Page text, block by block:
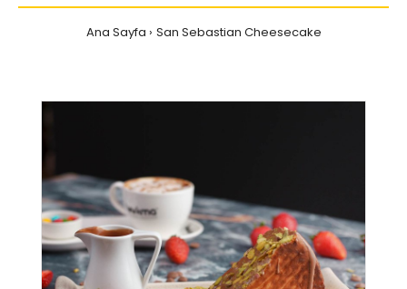
Ana Sayfa San Sebastian Cheesecake